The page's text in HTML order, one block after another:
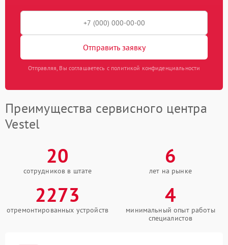
Отправить заявку
Отправляя, Вы соглашаетесь с политикой конфиденциальности
Преимущества сервисного центра
Vestel
20
сотрудников в штате
6
лет на рынке
2273
отремонтированных устройств
4
минимальный опыт работы
специалистов